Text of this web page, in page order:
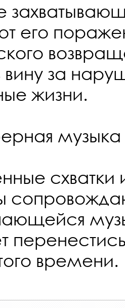
его
вину за
жизни.
музыка
времени.